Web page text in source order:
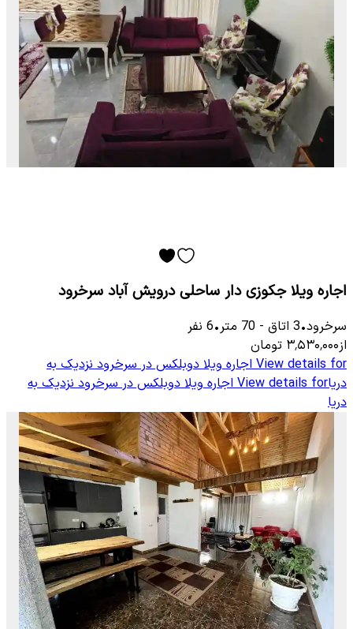
اجاره ویلا جکوزی دار ساحلی درویش آباد سرخرود
سرخرود•
3 اتاق -
70 متر•
6 نفر
از۳٬۵۳۰٬۰۰۰ تومان
View details for اجاره ویلا دوبلکس در سرخرود نزدیک به
دریاView details for اجاره ویلا دوبلکس در سرخرود نزدیک به
دریا